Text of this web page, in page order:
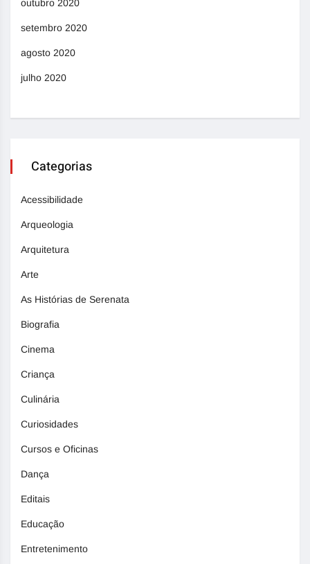
outubro 2020
setembro 2020
agosto 2020
julho 2020
Categorias
Acessibilidade
Arqueologia
Arquitetura
Arte
As Histórias de Serenata
Biografia
Cinema
Criança
Culinária
Curiosidades
Cursos e Oficinas
Dança
Editais
Educação
Entretenimento